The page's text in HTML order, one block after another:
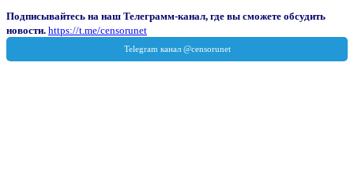
Подписывайтесь на наш Телеграмм-канал, где вы сможете обсудить
новости. https://t.me/censorunet